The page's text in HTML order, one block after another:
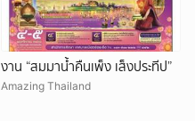
งาน “สมมาน้ำคืนเพ็ง เส็งประทีป”
Amazing Thailand